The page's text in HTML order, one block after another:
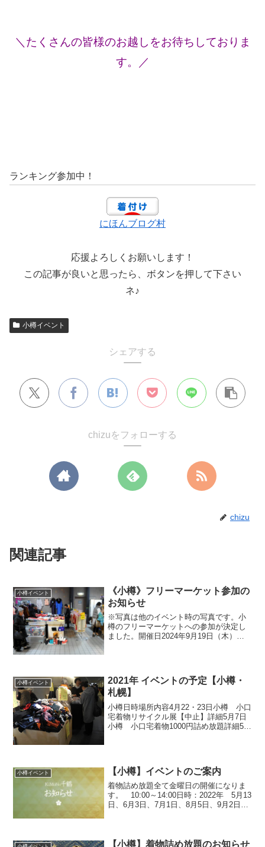
＼たくさんの皆様のお越しをお待ちしておりま
す。／
ランキング参加中！
にほんブログ村
応援よろしくお願いします！
この記事が良いと思ったら、ボタンを押して下さい
ネ♪
小樽イベント
シェアする
chizuをフォローする
chizu
関連記事
小樽イベント
《小樽》フリーマーケット参加の
お知らせ
※写真は他のイベント時の写真です。小
樽のフリーマーケットへの参加が決定し
ました。開催日2024年9月19日（木）・
小樽イベント
2021年 イベントの予定【小樽・
札幌】
小樽日時場所内容4月22・23日小樽 小口
宅着物リサイクル展【中止】詳細5月7日
小樽 小口宅着物1000円詰め放題詳細5月
小樽イベント 【小樽】イベントのご案内
着物詰め放題全て金曜日の開催になりま
す。 10:00～14:00日時：2022年 5月13
日、6月3日、7月1日、8月5日、9月2日、
【小樽】着物詰め放題のお知らせ